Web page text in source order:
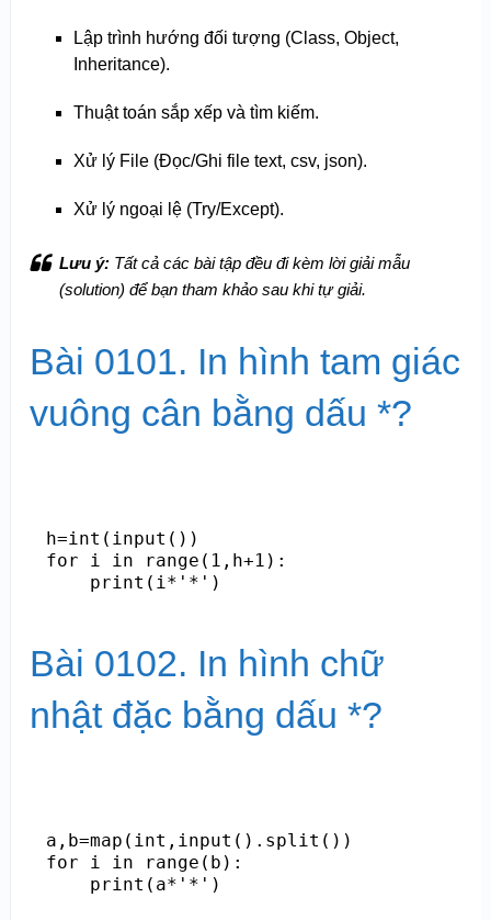
Lập trình hướng đối tượng (Class, Object,
Inheritance).
Thuật toán sắp xếp và tìm kiếm.
Xử lý File (Đọc/Ghi file text, csv, json).
Xử lý ngoại lệ (Try/Except).
Lưu ý:Tất cả các bài tập đều đi kèm lời giải mẫu
(solution) để bạn tham khảo sau khi tự giải.
Bài 0101. In hình tam giác
vuông cân bằng dấu *?
h=int(input())
for i in range(1,h+1):
    print(i*'*')
Bài 0102. In hình chữ
nhật đặc bằng dấu *?
a,b=map(int,input().split())
for i in range(b):
    print(a*'*')